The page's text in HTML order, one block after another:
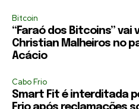
Bitcoin
“Faraó dos Bitcoins” vai
Christian Malheiros no
Acácio
Cabo Frio
Smart Fit é interditada